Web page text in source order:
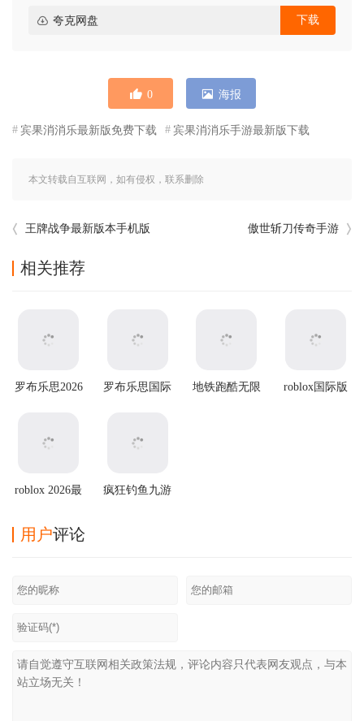
夸克网盘 下载
0 海报
宾果消消乐最新版免费下载 宾果消消乐手游最新版下载
本文转载自互联网，如有侵权，联系删除
王牌战争最新版本手机版 傲世斩刀传奇手游
相关推荐
罗布乐思2026
罗布乐思国际
地铁跑酷无限
roblox国际版
roblox 2026最
疯狂钓鱼九游
用户评论